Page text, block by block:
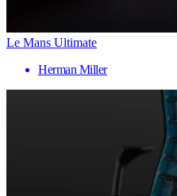
Le Mans Ultimate
Herman Miller